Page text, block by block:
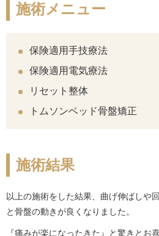
施術メニュー
保険適用手技療法
保険適用電気療法
リセット整体
トムソンベッド骨盤矯正
施術結果
以上の施術をした結果、曲げ伸ばしや
と骨盤の動きが良くなりました。
『痛みが楽になったきた』と驚きとお